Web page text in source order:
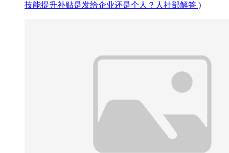
技能提升补贴是发给企业还是个人？人社部解答 )